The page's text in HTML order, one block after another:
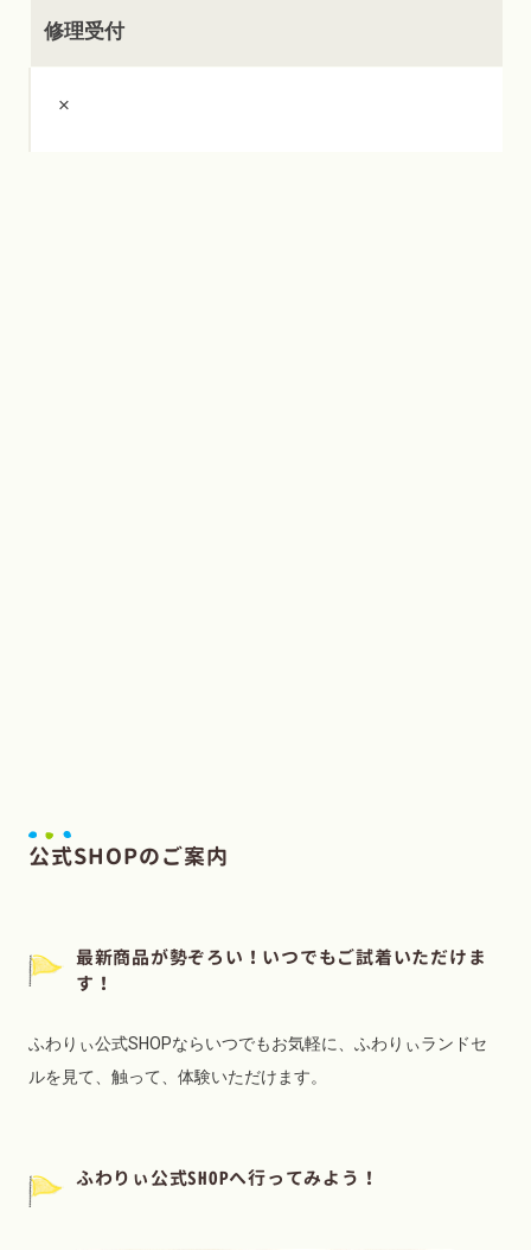
修理受付
×
公式SHOPのご案内
最新商品が勢ぞろい！いつでもご試着いただけま
す！
ふわりぃ公式SHOPならいつでもお気軽に、ふわりぃランドセ
ルを見て、触って、体験いただけます。
ふわりぃ公式SHOPへ行ってみよう！